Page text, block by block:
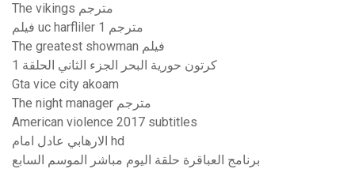
The vikings مترجم
فيلم uc harfliler 1 مترجم
The greatest showman فيلم
كرتون حورية البحر الجزء الثاني الحلقة 1
Gta vice city akoam
The night manager مترجم
American violence 2017 subtitles
الارهابي عادل امام hd
برنامج العباقرة حلقة اليوم مباشر الموسم السابع